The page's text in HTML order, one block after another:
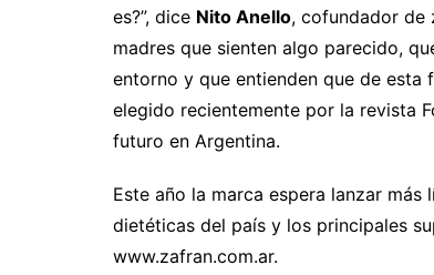
es?”, dice Nito Anello, cofundador de
madres que sienten algo parecido,
entorno y que entienden que de esta
elegido recientemente por la revista
futuro en Argentina.
Este año la marca espera lanzar
dietéticas del país y los principales
www.zafran.com.ar.